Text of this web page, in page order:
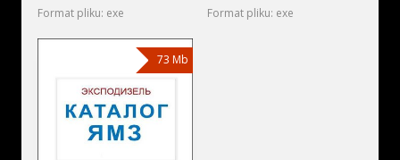
Format pliku: exe Format pliku: exe
73 Mb